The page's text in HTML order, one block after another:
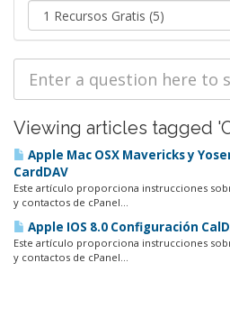
Viewing articles tagged
Apple Mac OSX Mavericks y
CardDAV
Este artículo proporciona instrucciones
y contactos de cPanel...
Apple IOS 8.0 Configuración
Este artículo proporciona instrucciones
y contactos de cPanel...